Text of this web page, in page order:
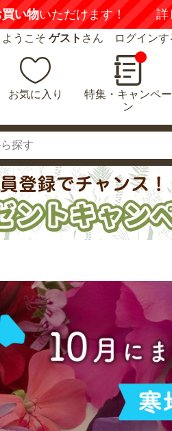
い物いただけます！ 詳
ようこそ ゲスト さん ログインす
お気に入り
特集・キャンペー
ン